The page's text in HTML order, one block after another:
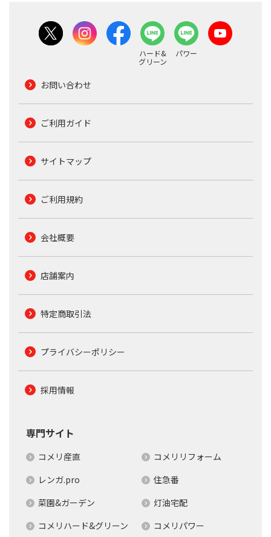
ハード&
グリーン
パワー
お問い合わせ
ご利用ガイド
サイトマップ
ご利用規約
会社概要
店舗案内
特定商取引法
プライバシーポリシー
採用情報
専門サイト
コメリ産直
コメリリフォーム
レンガ.pro
住急番
菜園&ガーデン
灯油宅配
コメリハード&グリーン
コメリパワー